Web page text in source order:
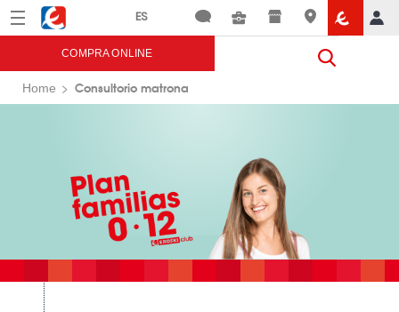
Menú Eroski
COMPRA ONLINE
Home Consultorio matrona